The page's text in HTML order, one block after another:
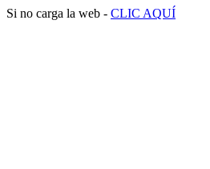
Si no carga la web - CLIC AQUÍ